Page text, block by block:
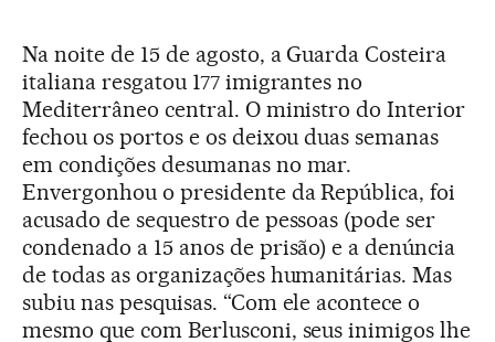
Na noite de 15 de agosto, a Guarda Costeira
italiana resgatou 177 imigrantes no
Mediterrâneo central. O ministro do Interior
fechou os portos e os deixou duas semanas
em condições desumanas no mar.
Envergonhou o presidente da República, foi
acusado de sequestro de pessoas (pode ser
condenado a 15 anos de prisão) e a denúncia
de todas as organizações humanitárias. Mas
subiu nas pesquisas. “Com ele acontece o
mesmo que com Berlusconi, seus inimigos lhe